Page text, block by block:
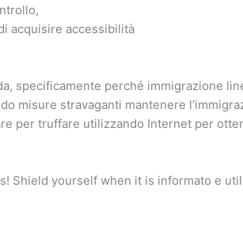
acquisire accessibilità
specificamente perché immigrazione
misure stravaganti mantenere
per truffare utilizzando Internet per
Shield yourself when it is informato e